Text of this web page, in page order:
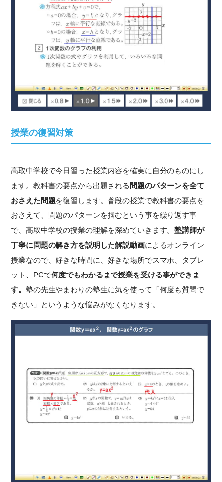
授業の復習対策
高取中学校で今日習った授業内容を確実に自分のものにし
ます。教科書の要点から出題される 問題のパターンを全て
おさえた問題を復習します。普段の授業で教科書の要点を
おさえて、問題のパターンを掴むという事を繰り返す事
で、高取中学校の授業の理解を深めていきます。塾講師が
丁寧に問題の解き方を説明した解説動画によるオンライン
授業なので、好きな時間に、好きな場所でスマホ、タブレ
ット、PCで何度でもわかるまで授業を受ける事ができま
す。塾の先生やまわりの塾生に気を使って「何度も質問で
きない」というような悩みがなくなります。